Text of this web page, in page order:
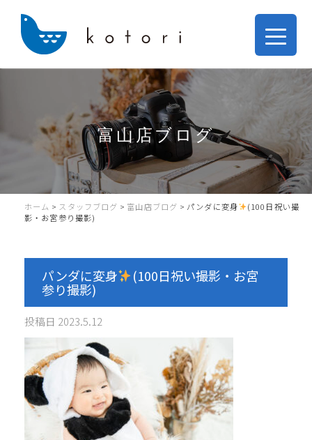
富山店ブログ
ホーム > スタッフブログ > 富山店ブログ > パンダに変身
(100日祝い撮
影・お宮参り撮影)
パンダに変身 (100日祝い撮影・お宮
参り撮影)
投稿日 2023.5.12